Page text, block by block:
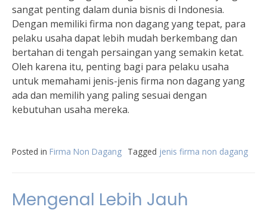
sangat penting dalam dunia bisnis di Indonesia.
Dengan memiliki firma non dagang yang tepat, para
pelaku usaha dapat lebih mudah berkembang dan
bertahan di tengah persaingan yang semakin ketat.
Oleh karena itu, penting bagi para pelaku usaha
untuk memahami jenis-jenis firma non dagang yang
ada dan memilih yang paling sesuai dengan
kebutuhan usaha mereka.
Posted in Firma Non Dagang Tagged jenis firma non dagang
Mengenal Lebih Jauh